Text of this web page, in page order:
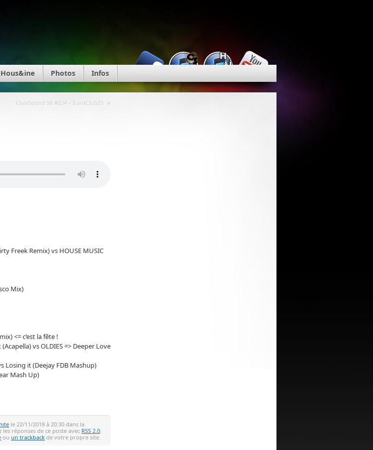
Photos Infos
ClubSound S8 #224 – EuroClub25 »
Freek Remix) vs HOUSE MUSIC
Mix)
<= c’est la fête !
vs OLDIES => Deeper Love
Losing it (Deejay FDB Mashup)
Mash Up)
le 22/11/2018 à 20:30 dans la
les réponses de ce poste avec RSS 2.0.
ou un trackback de votre propre site.